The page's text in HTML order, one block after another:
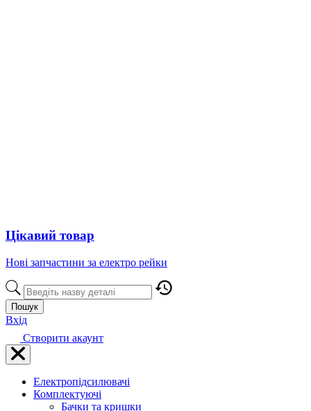
Цікавий товар
Нові запчастини за електро рейки
Пошук
Вхід
Створити акаунт
Електропідсилювачі
Комплектуючі
Бачки та кришки